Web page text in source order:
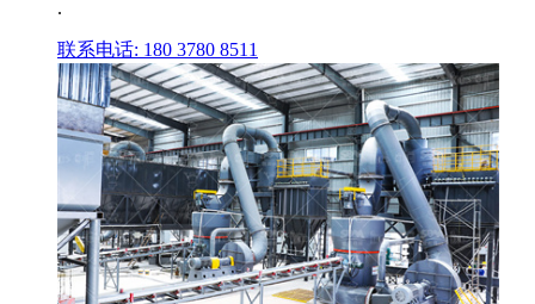
.
联系电话: 180 3780 8511